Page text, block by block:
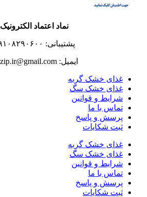
نماد اعتماد الکترونیک
پشتیبانی: ۰۹۱۰۸۲۹۰۶۰۰
ایمیل: petzip.ir@gmail.com
غذای خشک گربه
غذای خشک سگ
شرایط و قوانین
تماس با ما
پرسش و پاسخ
ثبت شکایات
غذای خشک گربه
غذای خشک سگ
شرایط و قوانین
تماس با ما
پرسش و پاسخ
ثبت شکایات